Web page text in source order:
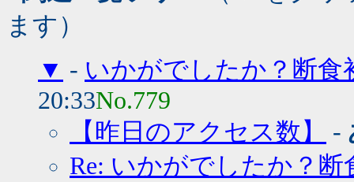
ます）
▼ - いかがでしたか？断食
20:33No.779
【昨日のアクセス数】
-
Re: いかがでしたか？断